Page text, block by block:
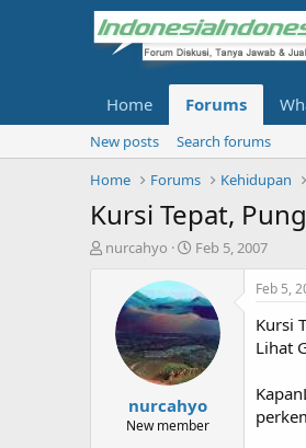
Home Forums
New posts
Search forums
Home
Forums Kehidupan
Kursi Tepat,
T
nurcahyo
S
a
r
t
d
a
t
e
Feb 5, 2007
nurcahyo
New member
Feb 5,
Kursi
Lihat